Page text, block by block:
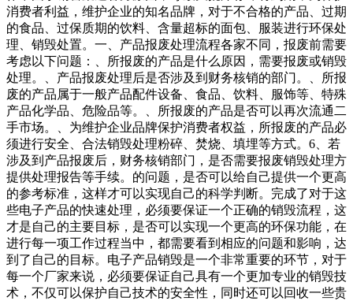
消费者利益，维护企业的知名品牌，对于不合格的产品、过期
的食品、过保质期的饮料、含量超标的面包、服装进行环保处
理、销毁处置。一、产品报废处理流程各家不同，报废前需要
考虑以下问题：、所报废的产品是什么原因，需要报废或销毁
处理。、产品报废处理后是否涉及到财务核销的部门。、所报
废的产品属于一般产品配件设备、食品、饮料、服饰等、特殊
产品化学品、危险品等。、所报废的产品是否可以再次流通二
手市场。、为维护企业品牌保护消费者权益，所报废的产品必
须进行安全、合法销毁处理粉碎、焚烧、填埋等方式。6、若
涉及到产品报废后，财务核销部门，是否需要报废销毁处理方
提供处理报告等手续。的问题，是否可以给自己提供一个更高
的参考标准，这样才可以实现自己的科学判断。完成了对于这
些电子产品的快速处理，必须要保证一个正确的销毁流程，这
才是自己的主要目标，是否可以实现一个更高的环保功能，在
进行每一项工作过程当中，都需要看到相应的问题和影响，达
到了自己的目标。电子产品销毁是一个非常重要的环节，对于
每一个厂家来说，必须要保证自己具有一个更加专业的销毁技
术，不仅可以保护自己技术的安全性，同时还可以回收一些贵